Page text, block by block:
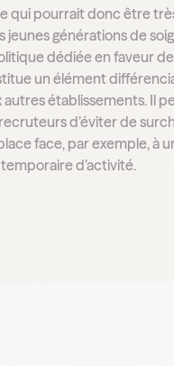
qui pourrait donc être
jeunes générations de
dédiée en faveur
un élément
établissements. Il
d’éviter de
face, par exemple, à
d’activité.